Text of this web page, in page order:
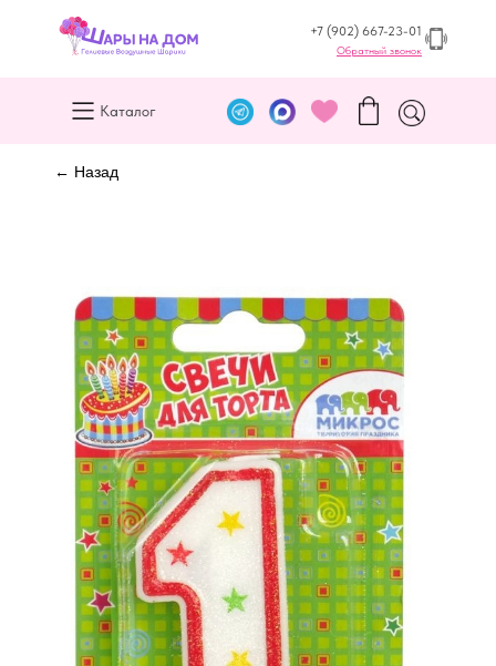
+7 (902) 667-23-01
Обратный звонок
Каталог
← Назад